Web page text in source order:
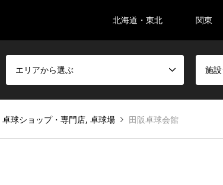
北海道・東北 関東
エリアから選ぶ 施
卓球ショップ・専門店, 卓球場 田阪卓球会館